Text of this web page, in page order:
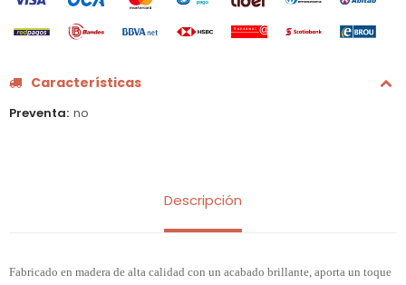
Características
Preventa no
Descripción
Fabricado en madera de alta calidad con un acabado brillante, aporta un toque